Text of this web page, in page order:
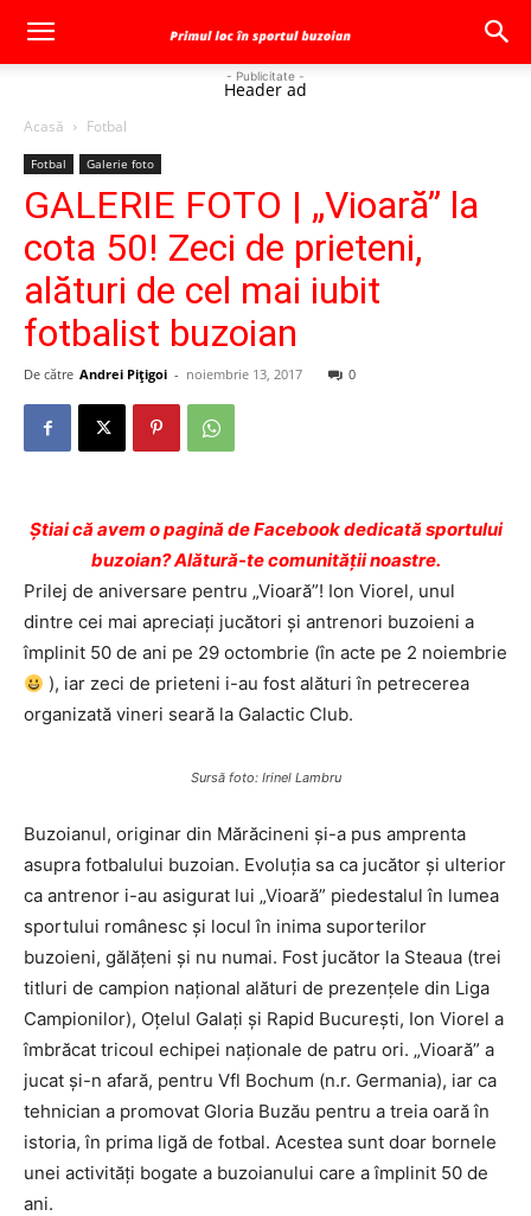
- Publicitate -
Header ad
Acasă Fotbal
Fotbal Galerie foto
GALERIE FOTO | „Vioară” la
cota 50! Zeci de prieteni,
alături de cel mai iubit
fotbalist buzoian
De către Andrei Pițigoi - noiembrie 13, 2017 0
Ştiai că avem o pagină de Facebook dedicată sportului
buzoian? Alătură-te comunității noastre.
Prilej de aniversare pentru „Vioară”! Ion Viorel, unul
dintre cei mai apreciaţi jucători şi antrenori buzoieni a
împlinit 50 de ani pe 29 octombrie (în acte pe 2 noiembrie
), iar zeci de prieteni i-au fost alături în petrecerea
organizată vineri seară la Galactic Club.
Sursă foto: Irinel Lambru
Buzoianul, originar din Mărăcineni şi-a pus amprenta
asupra fotbalului buzoian. Evoluţia sa ca jucător şi ulterior
ca antrenor i-au asigurat lui „Vioară” piedestalul în lumea
sportului românesc şi locul în inima suporterilor
buzoieni, gălăţeni şi nu numai. Fost jucător la Steaua (trei
titluri de campion naţional alături de prezenţele din Liga
Campionilor), Oţelul Galaţi şi Rapid Bucureşti, Ion Viorel a
îmbrăcat tricoul echipei naţionale de patru ori. „Vioară” a
jucat şi-n afară, pentru Vfl Bochum (n.r. Germania), iar ca
tehnician a promovat Gloria Buzău pentru a treia oară în
istoria, în prima ligă de fotbal. Acestea sunt doar bornele
unei activităţi bogate a buzoianului care a împlinit 50 de
ani.